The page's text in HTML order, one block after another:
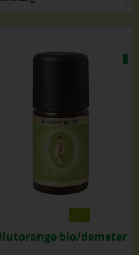
bio/demeter